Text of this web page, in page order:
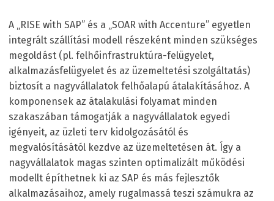
A „RISE with SAP” és a „SOAR with Accenture” egyetlen
integrált szállítási modell részeként minden szükséges
megoldást (pl. felhőinfrastruktúra-felügyelet,
alkalmazásfelügyelet és az üzemeltetési szolgáltatás)
biztosít a nagyvállalatok felhőalapú átalakításához. A
komponensek az átalakulási folyamat minden
szakaszában támogatják a nagyvállalatok egyedi
igényeit, az üzleti terv kidolgozásától és
megvalósításától kezdve az üzemeltetésen át. Így a
nagyvállalatok magas szinten optimalizált működési
modellt építhetnek ki az SAP és más fejlesztők
alkalmazásaihoz, amely rugalmassá teszi számukra az